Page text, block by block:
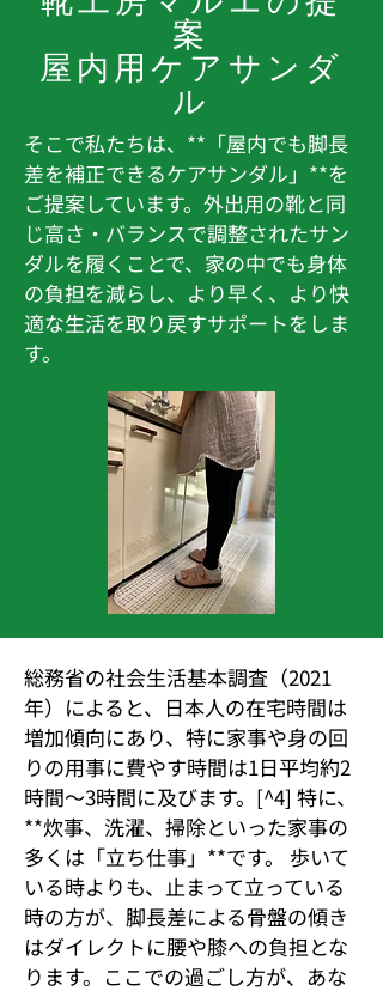
案
屋内用ケアサンダ
ル
そこで私たちは、**「屋内でも脚長
差を補正できるケアサンダル」**を
ご提案しています。外出用の靴と同
じ高さ・バランスで調整されたサン
ダルを履くことで、家の中でも身体
の負担を減らし、より早く、より快
適な生活を取り戻すサポートをしま
す。
総務省の社会生活基本調査（2021
年）によると、日本人の在宅時間は
増加傾向にあり、特に家事や身の回
りの用事に費やす時間は1日平均約2
時間〜3時間に及びます。[^4] 特に、
**炊事、洗濯、掃除といった家事の
多くは「立ち仕事」**です。 歩いて
いる時よりも、止まって立っている
時の方が、脚長差による骨盤の傾き
はダイレクトに腰や膝への負担とな
ります。ここでの過ごし方が、あな